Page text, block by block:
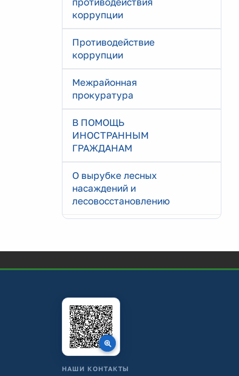
коррупции
Противодействие
коррупции
Межрайонная
прокуратура
В ПОМОЩЬ
ИНОСТРАННЫМ
ГРАЖДАНАМ
О вырубке лесных
насаждений и
лесовосстановлению
НАШИ КОНТАКТЫ